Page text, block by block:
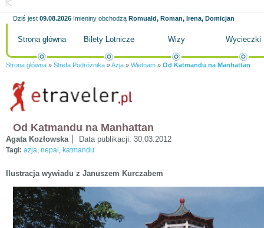
Dziś jest 09.08.2026 Imieniny obchodzą Romuald, Roman, Irena, Domicjan
Strona główna Bilety Lotnicze Wizy Wycieczki
Strona główna » Strefa Podróżnika »Azja » Wietnam » Od Katmandu na Manhattan
Od Katmandu na Manhattan
Agata Kozłowska Data publikacji: 30.03.2012
Tagi: azja, nepal , katmandu
Ilustracja wywiadu z Januszem Kurczabem